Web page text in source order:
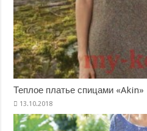
Теплое платье спицами «Akin»